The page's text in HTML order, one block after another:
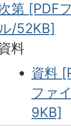
第 [PDF
/52KB]
料
資料
ファ
9KB]